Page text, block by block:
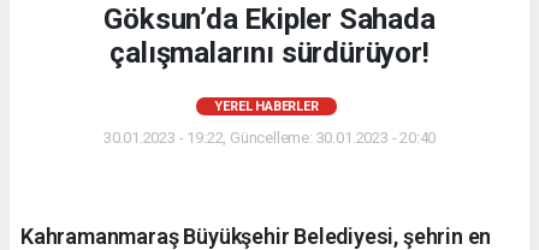
Göksun’da Ekipler Sahada
çalışmalarını sürdürüyor!
YEREL HABERLER
30.01.2023 - 19:22, Güncelleme: 30.01.2023 - 20:40
Kahramanmaraş Büyükşehir Belediyesi, şehrin en